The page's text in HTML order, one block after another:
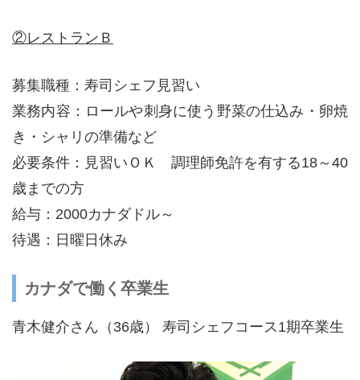
②レストランＢ
募集職種：寿司シェフ見習い
業務内容：ロールや刺身に使う野菜の仕込み・卵焼
き・シャリの準備など
必要条件：見習いＯＫ 調理師免許を有する18～40
歳までの方
給与：2000カナダドル～
待遇：日曜日休み
カナダで働く卒業生
青木健介さん（36歳） 寿司シェフコース1期卒業生